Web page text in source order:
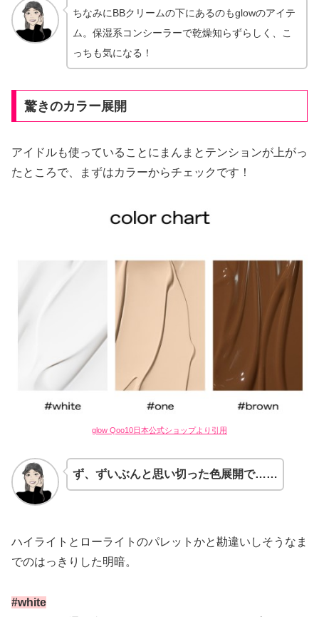
ちなみにBBクリームの下にあるのもglowのアイテ
ム。保湿系コンシーラーで乾燥知らずらしく、こ
っちも気になる！
驚きのカラー展開
アイドルも使っていることにまんまとテンションが上がっ
たところで、まずはカラーからチェックです！
glow Qoo10日本公式ショップより引用
ず、ずいぶんと思い切った色展開で……
ハイライトとローライトのパレットかと勘違いしそうなま
でのはっきりした明暗。
#white